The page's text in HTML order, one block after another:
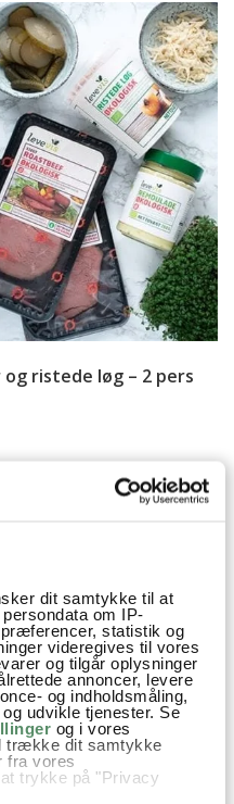
dit samtykke til at
om IP-
statistik og
videregives til vores
og tilgår oplysninger
annoncer, levere
og indholdsmåling,
udvikle tjenester. Se
og i vores
trække dit samtykke
fra vores
trykke på "Privacy
ristede løg – 2 pers
remoulade,
og skøn frisk peberrod,